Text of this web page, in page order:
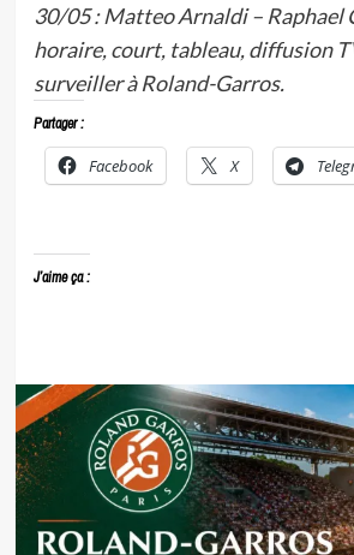
30/05 : Matteo Arnaldi – Raphael
horaire, court, tableau, diffusion
surveiller à Roland-Garros.
Partager :
Facebook X
J’aime ça :